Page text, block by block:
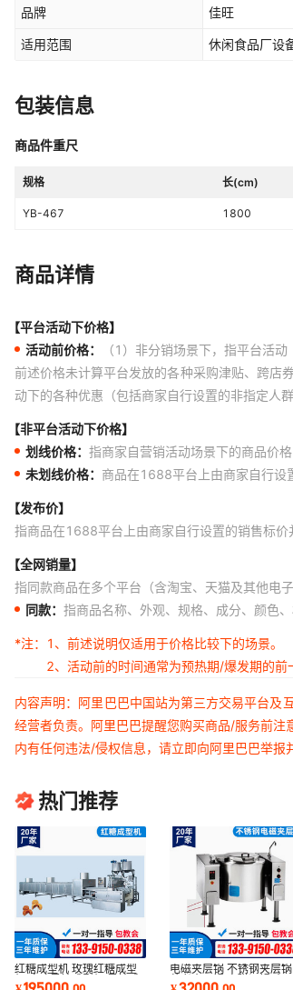
品牌 佳旺
适用范围 休闲食品厂设
包装信息
商品件重尺
规格 长(cm)
YB-467 1800
商品详情
【平台活动下价格】
活动前价格：
（1）非分销场景下，指平台活
前述价格未计算平台发放的各种采购津贴、跨店
动下的各种优惠（包括商家自行设置的非指定人
【非平台活动下价格】
划线价格： 指商家自营销活动场景下的商品价
未划线价格： 商品在1688平台上由商家自行设
【发布价】
指商品在1688平台上由商家自行设置的销售标价
【全网销量】
指同款商品在多个平台（含淘宝、天猫及其他电
同款： 指商品名称、外观、规格、成分、颜色
*注：
1、前述说明仅适用于价格比较下的场景。
2、活动前的时间通常为预热期/爆发期的前
内容声明：阿里巴巴中国站为第三方交易平台及
经营者负责。阿里巴巴提醒您购买商品/服务前
内有任何违法/侵权信息，请立即向阿里巴巴举报
热门推荐
红糖成型机 玫瑰红糖成型
机 玫瑰黑糖成型机 黑糖成
电磁夹层锅 不锈钢夹层锅
蒸煮夹层锅 电磁汤锅 夹层